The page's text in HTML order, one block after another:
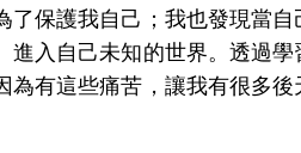
保護我自己；我也發現當自
進入自己未知的世界。透過學
有這些痛苦，讓我有很多後